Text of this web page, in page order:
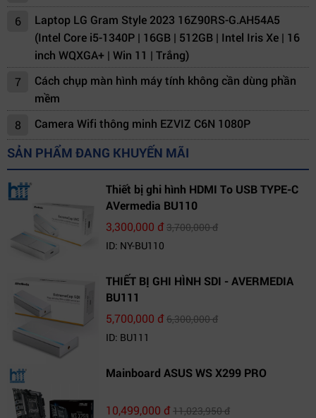
6
Laptop LG Gram Style 2023 16Z90RS-G.AH54A5
(Intel Core i5-1340P | 16GB | 512GB | Intel Iris Xe | 16
inch WQXGA+ | Win 11 | Trắng)
7
Cách chụp màn hình máy tính không cần dùng phần
mềm
8
Camera Wifi thông minh EZVIZ C6N 1080P
SẢN PHẨM ĐANG KHUYẾN MÃI
Thiết bị ghi hình HDMI To USB TYPE-C
AVermedia BU110
3,300,000 đ3,700,000 đ
ID: NY-BU110
THIẾT BỊ GHI HÌNH SDI - AVERMEDIA
BU111
5,700,000 đ6,300,000 đ
ID: BU111
Mainboard ASUS WS X299 PRO
10,499,000 đ11,023,950 đ